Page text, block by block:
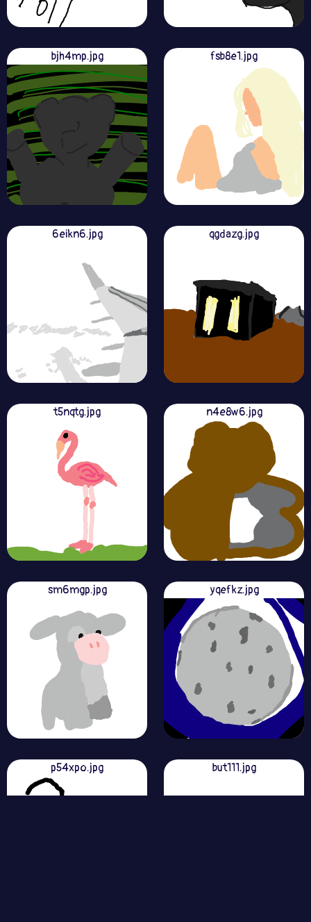
bjh4mp.jpg fsb8e1.jpg
6eikn6.jpg qgdazg.jpg
t5nqtg.jpg n4e8w6.jpg
sm6mgp.jpg yqefkz.jpg
p54xpo.jpg but111.jpg